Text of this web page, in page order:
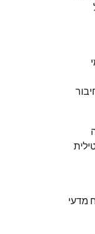
מדעי